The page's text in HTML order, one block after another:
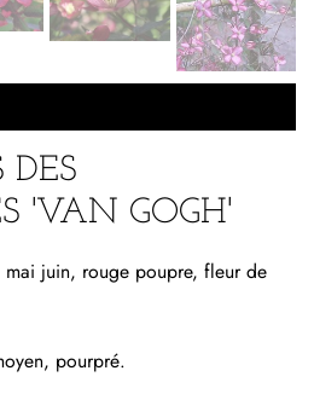
DES
'VAN GOGH'
mai juin, rouge poupre, fleur de
pourpré.